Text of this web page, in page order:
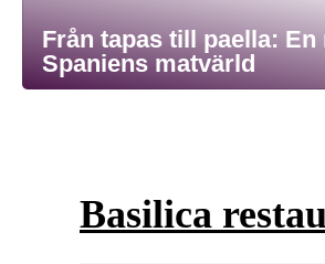
Från tapas till paella: En
Spaniens matvärld
Basilica